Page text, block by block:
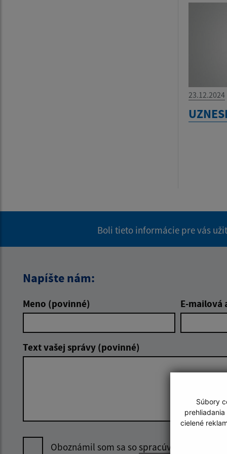
Súbory
cielené
23.12.2024
Boli tieto informácie pre vás
Napíšte nám:
Meno (povinné) E-mailová
Text vašej správy (povinné)
Oboznámil som sa sospracúvaním